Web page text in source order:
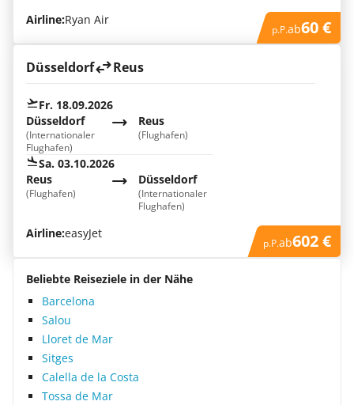
Airline:Ryan Air
p.P.ab60 €
Düsseldorf Reus
Fr. 18.09.2026
Düsseldorf
(Internationaler
Flughafen)
Reus
(Flughafen)
Sa. 03.10.2026
Düsseldorf
(Internationaler
Flughafen)
Reus
(Flughafen)
Airline:easyJet
p.P.ab602 €
Beliebte Reiseziele in der Nähe
Barcelona
Salou
Lloret de Mar
Sitges
Calella de la Costa
Tossa de Mar